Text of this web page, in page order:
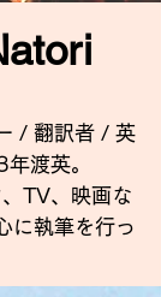
/ 翻訳者 / 英
渡英。
TV、映画な
に執筆を行っ